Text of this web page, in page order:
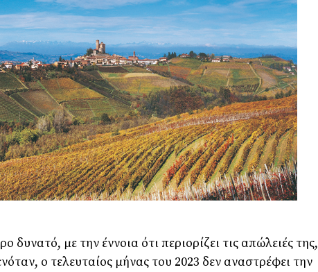
δυνατό, με την έννοια ότι περιορίζει τις απώλειές της,
ο τελευταίος μήνας του 2023 δεν αναστρέφει την